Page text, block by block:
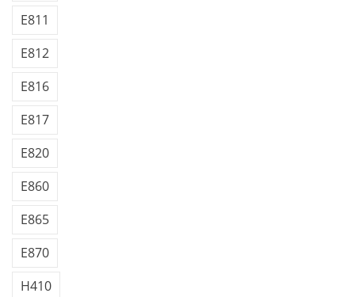
E811
E812
E816
E817
E820
E860
E865
E870
H410